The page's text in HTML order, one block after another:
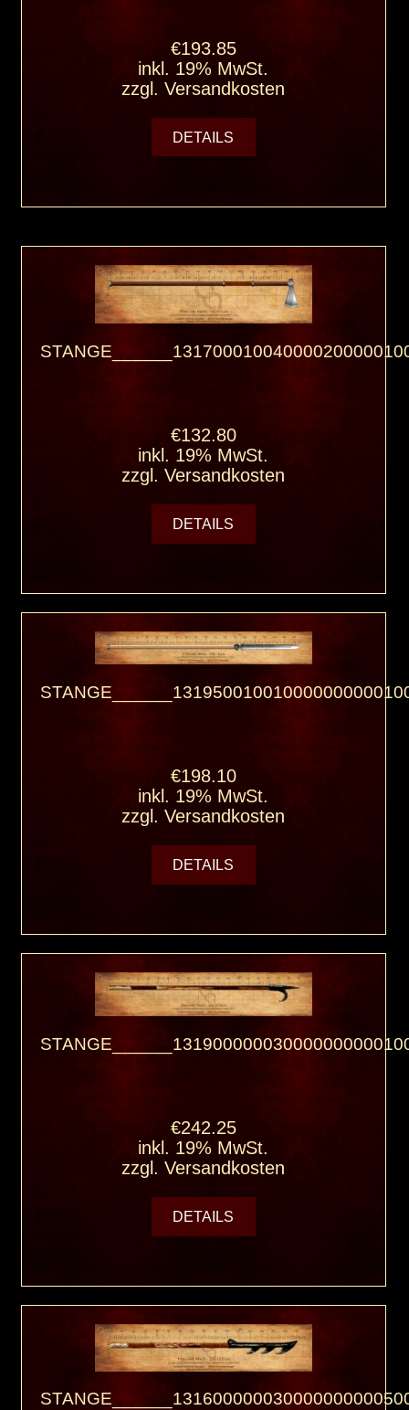
€193.85
inkl. 19% MwSt.
zzgl.Versandkosten
DETAILS
€132.80
inkl. 19% MwSt.
zzgl.Versandkosten
DETAILS
€198.10
inkl. 19% MwSt.
zzgl.Versandkosten
DETAILS
€242.25
inkl. 19% MwSt.
zzgl.Versandkosten
DETAILS